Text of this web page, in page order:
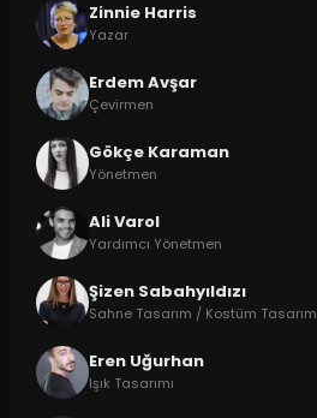
Zinnie Harris
Yazar
Erdem Avşar
Çevirmen
Gökçe Karaman
Yönetmen
Ali Varol
Yardımcı Yönetmen
Şizen Sabahyıldızı
Sahne Tasarım / Kostüm Tasarım
Eren Uğurhan
Işık Tasarımı